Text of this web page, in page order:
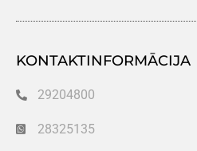
KONTAKTINFORMĀCIJA
29204800
28325135